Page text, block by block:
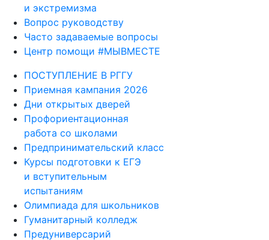
и экстремизма
Вопрос руководству
Часто задаваемые вопросы
Центр помощи #МЫВМЕСТЕ
ПОСТУПЛЕНИЕ В РГГУ
Приемная кампания 2026
Дни открытых дверей
Профориентационная
работа со школами
Предпринимательский класс
Курсы подготовки к ЕГЭ
и вступительным
испытаниям
Олимпиада для школьников
Гуманитарный колледж
Предуниверсарий